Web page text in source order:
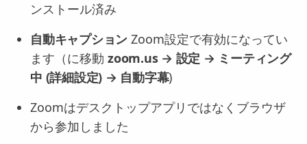
ンストール済み
自動キャプション Zoom設定で有効になってい
ます（に移動 zoom.us → 設定 → ミーティング
中 (詳細設定) → 自動字幕)
Zoomはデスクトップアプリではなくブラウザ
から参加しました